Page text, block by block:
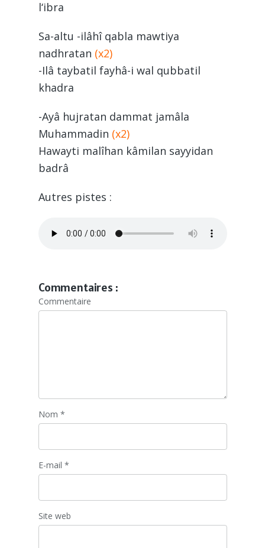
l‘ibra
Sa-altu -ilâhî qabla mawtiya
nadhratan (x2)
-Ilâ taybatil fayhâ-i wal qubbatil
khadra
-Ayâ hujratan dammat jamâla
Muhammadin (x2)
Hawayti malîhan kâmilan sayyidan
badrâ
Autres pistes :
Commentaires :
Commentaire
Nom *
E-mail *
Site web